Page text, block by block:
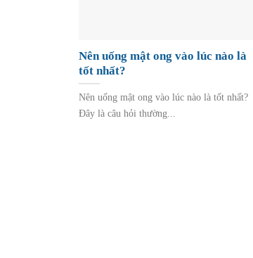
Nên uống mật ong vào lúc nào là
tốt nhất?
Nên uống mật ong vào lúc nào là tốt nhất?
Đây là câu hỏi thường...